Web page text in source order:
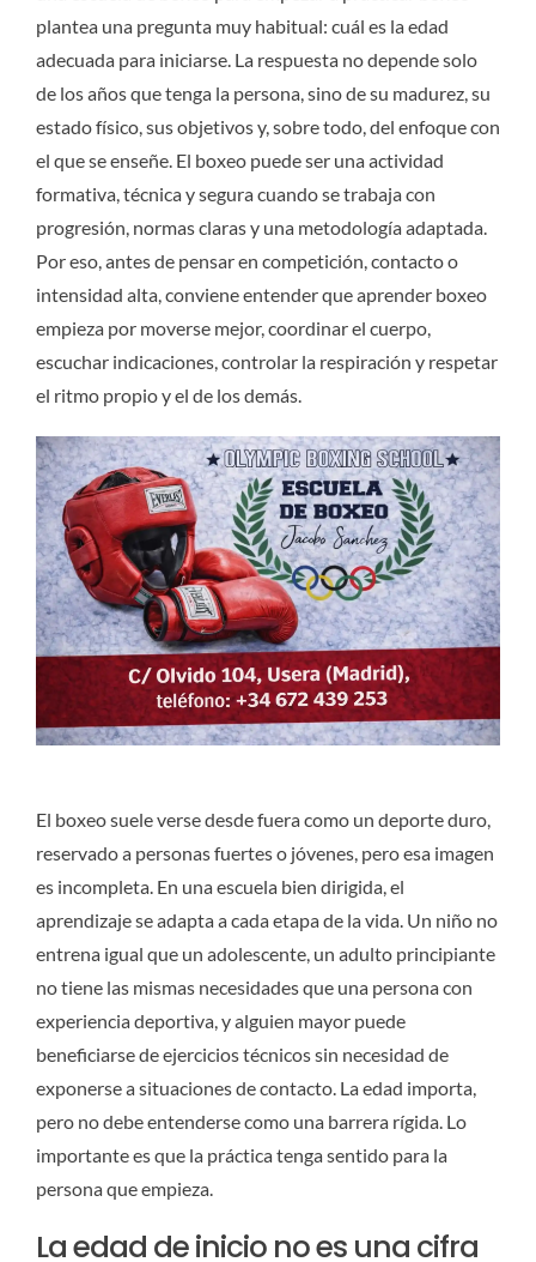
plantea una pregunta muy habitual: cuál es la edad
adecuada para iniciarse. La respuesta no depende solo
de los años que tenga la persona, sino de su madurez, su
estado físico, sus objetivos y, sobre todo, del enfoque con
el que se enseñe. El boxeo puede ser una actividad
formativa, técnica y segura cuando se trabaja con
progresión, normas claras y una metodología adaptada.
Por eso, antes de pensar en competición, contacto o
intensidad alta, conviene entender que aprender boxeo
empieza por moverse mejor, coordinar el cuerpo,
escuchar indicaciones, controlar la respiración y respetar
el ritmo propio y el de los demás.
El boxeo suele verse desde fuera como un deporte duro,
reservado a personas fuertes o jóvenes, pero esa imagen
es incompleta. En una escuela bien dirigida, el
aprendizaje se adapta a cada etapa de la vida. Un niño no
entrena igual que un adolescente, un adulto principiante
no tiene las mismas necesidades que una persona con
experiencia deportiva, y alguien mayor puede
beneficiarse de ejercicios técnicos sin necesidad de
exponerse a situaciones de contacto. La edad importa,
pero no debe entenderse como una barrera rígida. Lo
importante es que la práctica tenga sentido para la
persona que empieza.
La edad de inicio no es una cifra